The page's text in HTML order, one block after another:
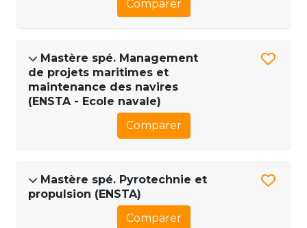
Comparer
Mastère spé. Management
de projets maritimes et
maintenance des navires
(ENSTA - Ecole navale)
Comparer
Mastère spé. Pyrotechnie et
propulsion (ENSTA)
Comparer